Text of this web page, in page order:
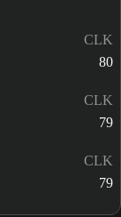
CLK
80
CLK
79
CLK
79